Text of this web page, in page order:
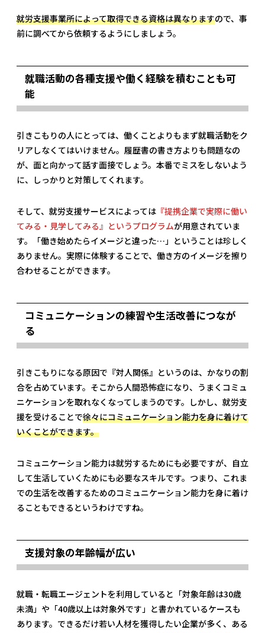
就労支援事業所によって取得できる資格は異なりますので、事
前に調べてから依頼するようにしましょう。
就職活動の各種支援や働く経験を積むことも可
能
引きこもりの人にとっては、働くことよりもまず就職活動をク
リアしなくてはいけません。履歴書の書き方よりも問題なの
が、面と向かって話す面接でしょう。本番でミスをしないよう
に、しっかりと対策してくれます。
そして、就労支援サービスによっては 『提携企業で実際に働い
てみる・見学してみる』というプログラムが用意されていま
す。「働き始めたらイメージと違った…」ということは珍しく
ありません。実際に体験することで、働き方のイメージを擦り
合わせることができます。
コミュニケーションの練習や生活改善につなが
る
引きこもりになる原因で『対人関係』というのは、かなりの割
合を占めています。そこから人間恐怖症になり、うまくコミュ
ニケーションを取れなくなってしまうのです。しかし、就労支
援を受けることで徐々にコミュニケーション能力を身に着けて
いくことができます。
コミュニケーション能力は就労するためにも必要ですが、自立
して生活していくためにも必要なスキルです。つまり、これま
での生活を改善するためのコミュニケーション能力を身に着け
ることもできるというわけですね。
支援対象の年齢幅が広い
就職・転職エージェントを利用していると「対象年齢は30歳
未満」や「40歳以上は対象外です」と書かれているケースも
あります。できるだけ若い人材を獲得したい企業が多く、ある